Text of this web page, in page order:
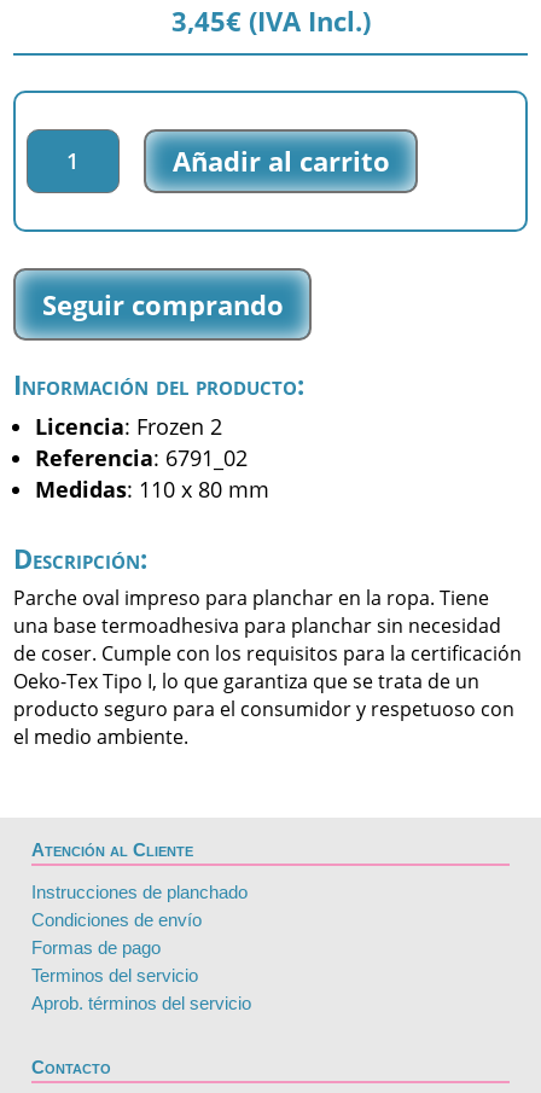
3,45€ (IVA Incl.)
Parche
impreso
Frozen
2
Elsa
Ana
-
cantidad
Añadir al carrito
Seguir comprando
Información del producto:
Licencia: Frozen 2
Referencia: 6791_02
Medidas: 110 x 80 mm
Descripción:
Parche oval impreso para planchar en la ropa. Tiene
una base termoadhesiva para planchar sin necesidad
de coser. Cumple con los requisitos para la certificación
Oeko-Tex Tipo I, lo que garantiza que se trata de un
producto seguro para el consumidor y respetuoso con
el medio ambiente.
Atención al Cliente
Instrucciones de planchado
Condiciones de envío
Formas de pago
Terminos del servicio
Aprob. términos del servicio
Contacto